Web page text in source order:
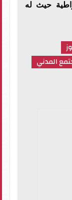
حيث له
المدني